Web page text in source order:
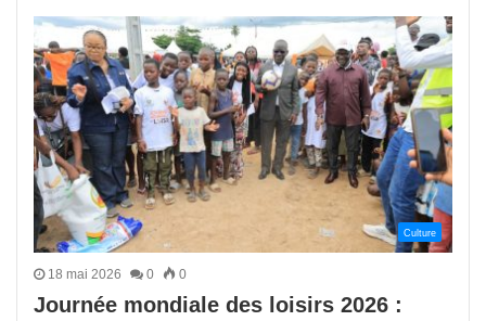
Culture
18 mai 2026 0 0
Journée mondiale des loisirs 2026 :